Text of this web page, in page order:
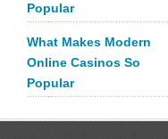
Popular
What Makes Modern
Online Casinos So
Popular